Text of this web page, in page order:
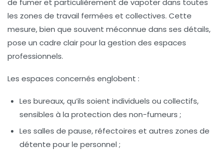
de fumer et particulièrement de vapoter dans toutes
les zones de travail fermées et collectives. Cette
mesure, bien que souvent méconnue dans ses détails,
pose un cadre clair pour la gestion des espaces
professionnels.
Les espaces concernés englobent :
Les bureaux, qu’ils soient individuels ou collectifs,
sensibles à la protection des non-fumeurs ;
Les salles de pause, réfectoires et autres zones de
détente pour le personnel ;